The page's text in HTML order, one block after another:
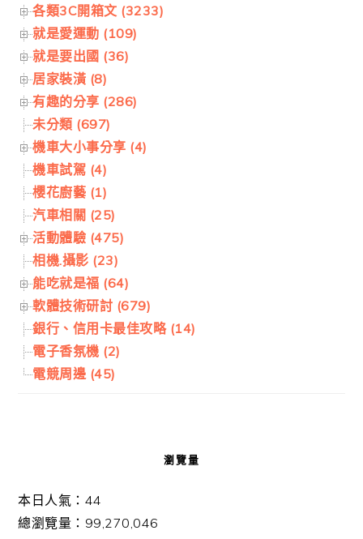
各類3C開箱文 (3233)
就是愛運動 (109)
就是要出國 (36)
居家裝潢 (8)
有趣的分享 (286)
未分類 (697)
機車大小事分享 (4)
機車試駕 (4)
櫻花廚藝 (1)
汽車相關 (25)
活動體驗 (475)
相機.攝影 (23)
能吃就是福 (64)
軟體技術研討 (679)
銀行、信用卡最佳攻略 (14)
電子香氛機 (2)
電競周邊 (45)
瀏覽量
本日人氣：44
總瀏覽量：99,270,046